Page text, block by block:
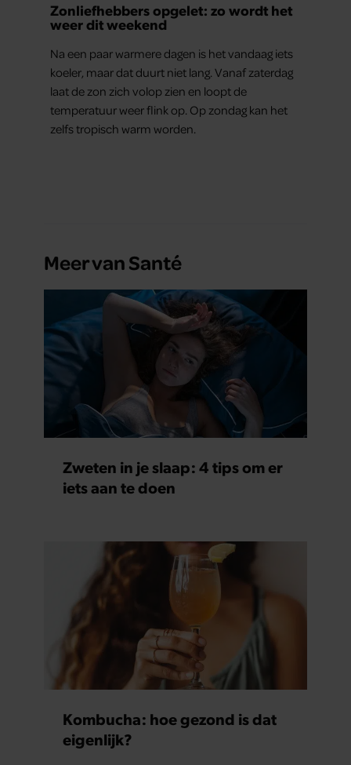
Zonliefhebbers opgelet: zo wordt het
weer dit weekend
Na een paar warmere dagen is het vandaag iets
koeler, maar dat duurt niet lang. Vanaf zaterdag
laat de zon zich volop zien en loopt de
temperatuur weer flink op. Op zondag kan het
zelfs tropisch warm worden.
Meer van Santé
Zweten in je slaap: 4 tips om er
iets aan te doen
Kombucha: hoe gezond is dat
eigenlijk?